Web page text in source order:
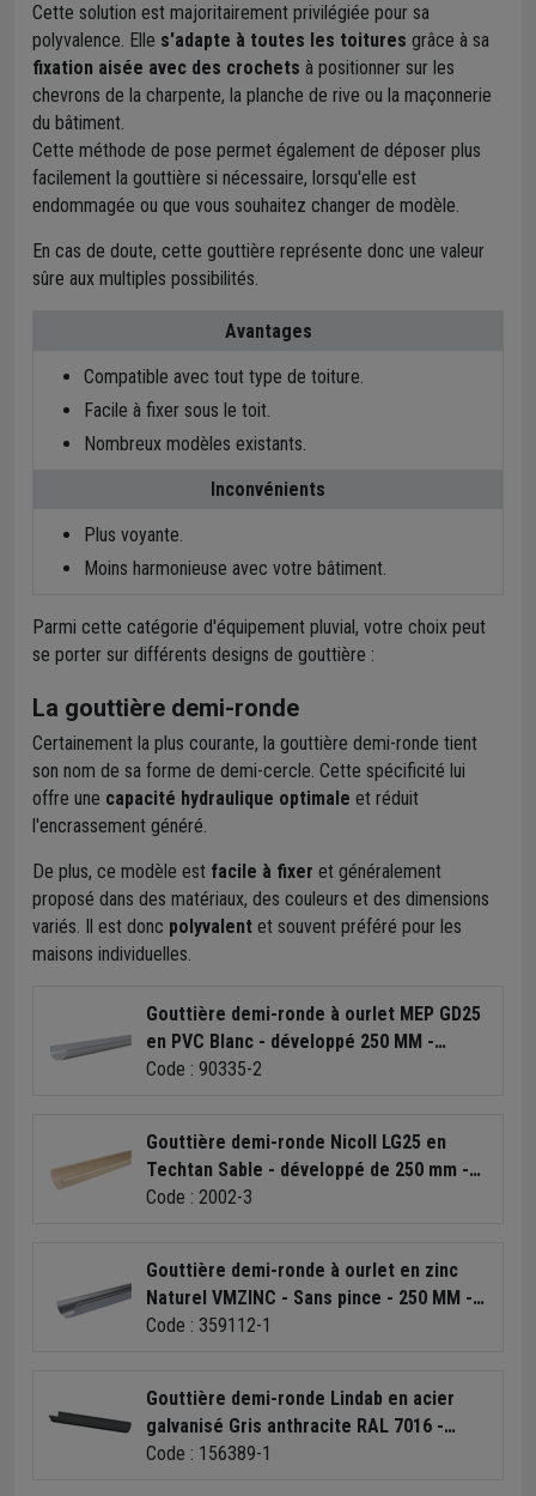
Cette solution est majoritairement privilégiée pour sa
polyvalence. Elle s'adapte à toutes les toitures grâce à sa
fixation aisée avec des crochets à positionner sur les
chevrons de la charpente, la planche de rive ou la maçonnerie
du bâtiment.
Cette méthode de pose permet également de déposer plus
facilement la gouttière si nécessaire, lorsqu'elle est
endommagée ou que vous souhaitez changer de modèle.
En cas de doute, cette gouttière représente donc une valeur
sûre aux multiples possibilités.
Avantages
Compatible avec tout type de toiture.
Facile à fixer sous le toit.
Nombreux modèles existants.
Inconvénients
Plus voyante.
Moins harmonieuse avec votre bâtiment.
Parmi cette catégorie d'équipement pluvial, votre choix peut
se porter sur différents designs de gouttière :
La gouttière demi-ronde
Certainement la plus courante, la gouttière demi-ronde tient
son nom de sa forme de demi-cercle. Cette spécificité lui
offre une capacité hydraulique optimale et réduit
l'encrassement généré.
De plus, ce modèle est facile à fixer et généralement
proposé dans des matériaux, des couleurs et des dimensions
variés. Il est donc polyvalent et souvent préféré pour les
maisons individuelles.
Gouttière demi-ronde à ourlet MEP GD25
en PVC Blanc - développé 250 MM -
longueur 4 M
Code : 90335-2
Gouttière demi-ronde Nicoll LG25 en
Techtan Sable - développé de 250 mm -
longueur 4 M
Code : 2002-3
Gouttière demi-ronde à ourlet en zinc
Naturel VMZINC - Sans pince - 250 MM -
ép. 0.65 MM - 4,00 M
Code : 359112-1
Gouttière demi-ronde Lindab en acier
galvanisé Gris anthracite RAL 7016 -
développé 333 MM - longueur 4 M
Code : 156389-1